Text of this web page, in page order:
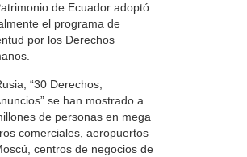
de Ecuador adoptó
el programa de
por los Derechos
“30 Derechos,
se han mostrado a
de personas en mega
comerciales, aeropuertos
centros de negocios de